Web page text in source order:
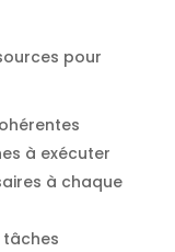
pour
à exécuter
à chaque
tâches